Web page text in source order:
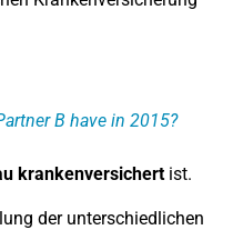
B have in 2015?
krankenversichertist.
der unterschiedlichen